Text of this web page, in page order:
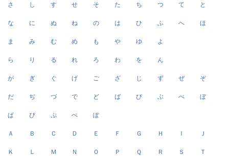
さ し す せ そ た ち つ て と
な に ぬ ね の は ひ ふ へ ほ
ま み む め も や ゆ よ
ら り る れ ろ わ を ん
が ぎ ぐ げ ご ざ じ ず ぜ ぞ
だ ぢ づ で ど ば び ぶ べ ぼ
ぱ ぴ ぷ ぺ ぽ
Ａ Ｂ Ｃ Ｄ Ｅ Ｆ Ｇ Ｈ Ｉ Ｊ
Ｋ Ｌ Ｍ Ｎ Ｏ Ｐ Ｑ Ｒ Ｓ Ｔ